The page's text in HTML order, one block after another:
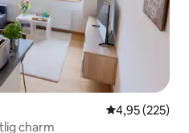
4,95 av 5 i
4,95 (225)
charm